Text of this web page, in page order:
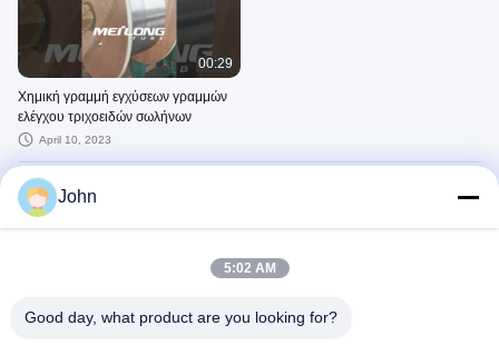
00:29
Χημική γραμμή εγχύσεων γραμμών
ελέγχου τριχοειδών σωλήνων
April 10, 2023
Πρόσφατα Βίντεο
00:29
John
5:02 AM
Good day, what product are you looking for?